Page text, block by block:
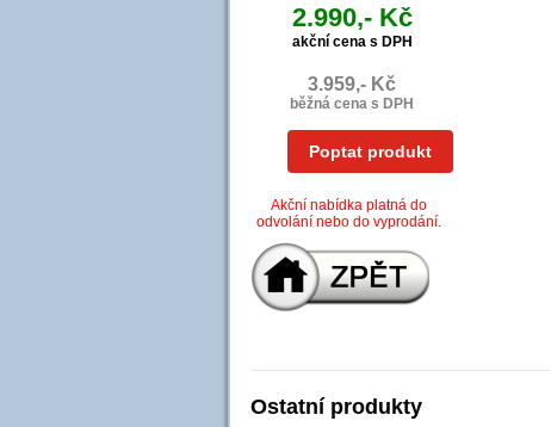
2.990,- Kč
akční cena s DPH
3.959,- Kč
běžná cena s DPH
Poptat produkt
Akční nabídka platná do
odvolání nebo do vyprodání.
Ostatní produkty